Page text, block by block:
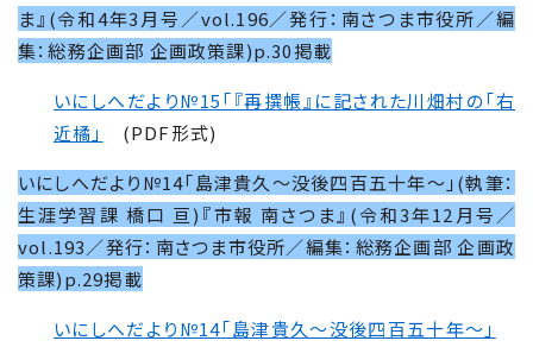
ま』(令和4年3月号／vol.196／発行：南さつま市役所／編
集：総務企画部 企画政策課)p.30掲載
いにしへだより№15「『再撰帳』に記された川畑村の「右
近橘」
(PDF形式)
いにしへだより№14「島津貴久～没後四百五十年～」(執筆：
生涯学習課 橋口 亘)『市報 南さつま』(令和3年12月号／
vol.193／発行：南さつま市役所／編集：総務企画部 企画政
策課)p.29掲載
いにしへだより№14「島津貴久～没後四百五十年～」